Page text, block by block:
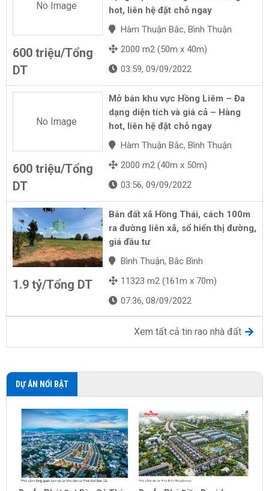
No Image
600 triệu/Tổng
DT
hot, liên hệ đặt chỗ ngay
Hàm Thuận Bắc, Bình Thuận
2000 m2 (50m x 40m)
03:59, 09/09/2022
No Image
600 triệu/Tổng
DT
Mở bán khu vực Hồng Liêm – Đa
dạng diện tích và giá cả – Hàng
hot, liên hệ đặt chỗ ngay
Hàm Thuận Bắc, Bình Thuận
2000 m2 (40m x 50m)
03:56, 09/09/2022
1.9 tỷ/Tổng DT
Bán đất xã Hồng Thái, cách 100m
ra đường liên xã, sổ hiển thị đường,
giá đầu tư
Bình Thuận, Bắc Bình
11323 m2 (161m x 70m)
07:36, 08/09/2022
Xem tất cả tin rao nhà đất
DỰ ÁN NỔI BẬT